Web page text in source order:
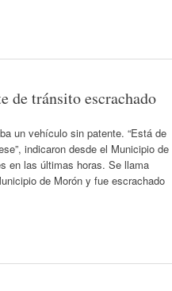
de tránsito escrachado
un vehículo sin patente. “Está de
indicaron desde el Municipio de
en las últimas horas. Se llama
de Morón y fue escrachado